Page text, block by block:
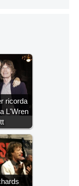
ricorda
L'Wren